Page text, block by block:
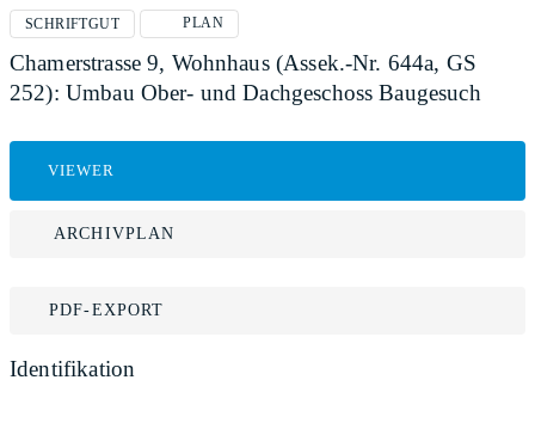
SCHRIFTGUT PLAN
Chamerstrasse 9, Wohnhaus (Assek.-Nr. 644a, GS
252): Umbau Ober- und Dachgeschoss Baugesuch
VIEWER
ARCHIVPLAN
PDF-EXPORT
Identifikation